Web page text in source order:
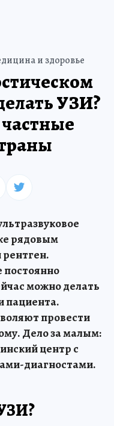
и здоровье
УЗИ?
рядовым
можно делать
пациента.
провести
Дело за малым:
центр с
диагностами.